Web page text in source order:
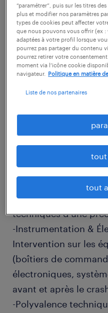
descriptif du poste
Vos missions
Au cœur d'une
-Montage &
Préparation,
minutieux
structures d'essais
techniques d'une
-Instrumentation &
Intervention sur les
(boîtiers de
électroniques,
avant et après le
-Polyvalence
“paramétrer”, puis sur les titres
plus et modifier nos paramètres
types de cookies peut affecter
que nous pouvons vous offrir (ex
adaptées à votre profil lorsque
pourrez pas partager du contenu
pourrez retirer votre
moment via l’icône cookie
navigateur.
Politique en matière
Liste de nos partenaires
tout
tout